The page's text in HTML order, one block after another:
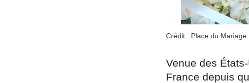
Crédit : Place du Mariage
Venue des
France depuis